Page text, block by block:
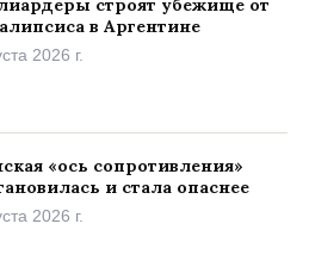
строят убежище от
в Аргентине
2026 г.
«ось сопротивления»
и стала опаснее
2026 г.